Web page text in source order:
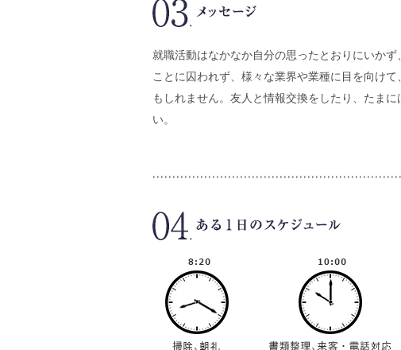
就職活動はなかなか自分の思ったとおりにいか
ことに囚われず、様々な業界や業種に目を向け
もしれません。友人と情報交換をしたり、たま
い。